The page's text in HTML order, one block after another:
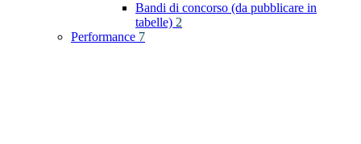
Bandi di concorso (da pubblicare in
tabelle) 2
Performance 7